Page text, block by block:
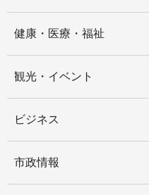
健康・医療・福祉
観光・イベント
ビジネス
市政情報